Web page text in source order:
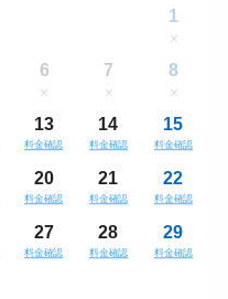
1
6 7 8
13
料金確認
14
料金確認
15
料金確認
20
料金確認
21
料金確認
22
料金確認
27
料金確認
28
料金確認
29
料金確認